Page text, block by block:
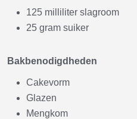
125 milliliter slagroom
25 gram suiker
Bakbenodigdheden
Cakevorm
Glazen
Mengkom